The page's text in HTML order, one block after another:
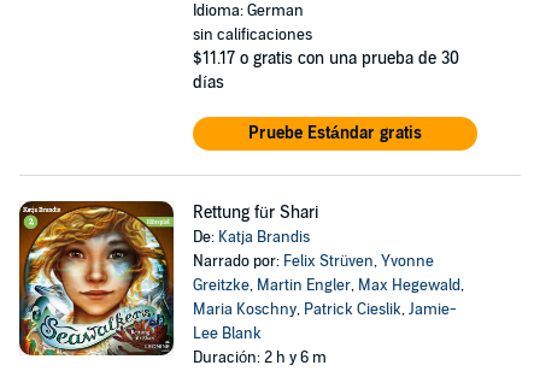
Idioma: German
sin calificaciones
$11.17 o gratis con una prueba de 30
días
Pruebe Estándar gratis
Rettung für Shari
De: Katja Brandis
Narrado por: Felix Strüven,Yvonne
Greitzke, Martin Engler, Max Hegewald,
Maria Koschny, Patrick Cieslik,Jamie-
Lee Blank
Duración: 2 h y 6 m